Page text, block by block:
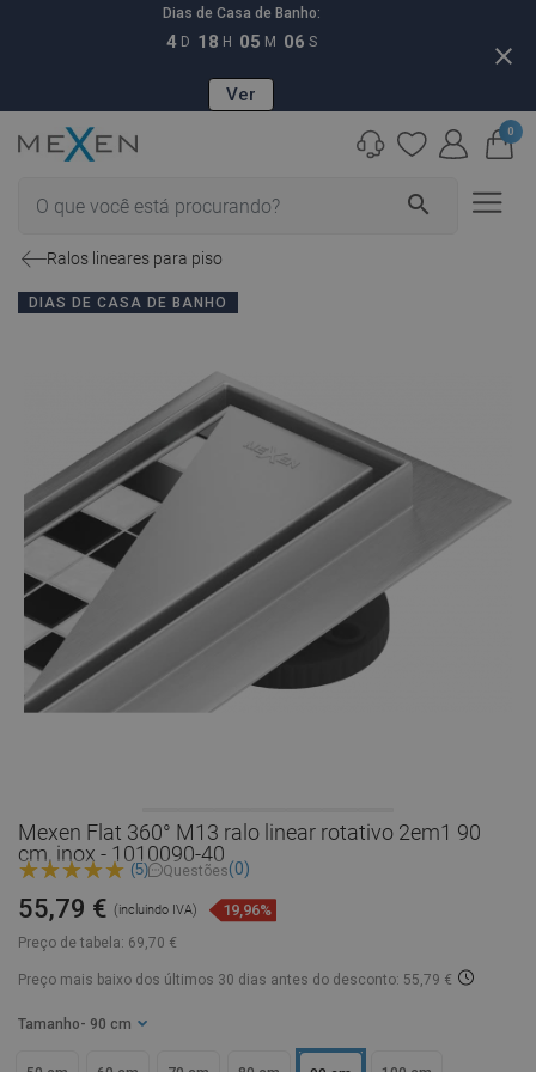
Dias de Casa de Banho:
4 D 18 H 05 M 05 S
Ver
close
search
0
Ralos lineares para piso
DIAS DE CASA DE BANHO
Mexen Flat 360° M13 ralo linear rotativo 2em1 90
cm, inox - 1010090-40
(5) Questões(0)
Preço de tabela: 69,70 €
55,79 € (incluindo IVA) 19,96%
Preço mais baixo dos últimos 30 dias antes do desconto: 55,79 €
Tamanho - 90 cm